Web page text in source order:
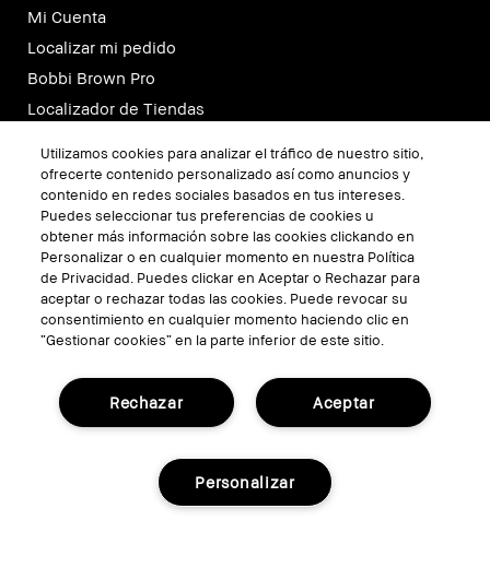
Mi Cuenta
Localizar mi pedido
Bobbi Brown Pro
Localizador de Tiendas
SÍGUENOS
TÉRMINOS Y CONDICIONES
POLÍTICA DE PRIVACIDAD
Utilizamos cookies para analizar el tráfico de nuestro sitio,
ofrecerte contenido personalizado así como anuncios y
contenido en redes sociales basados en tus intereses.
Puedes seleccionar tus preferencias de cookies u
obtener más información sobre las cookies clickando en
Personalizar o en cualquier momento en nuestra Política
de Privacidad. Puedes clickar en Aceptar o Rechazar para
aceptar o rechazar todas las cookies. Puede revocar su
consentimiento en cualquier momento haciendo clic en
“Gestionar cookies” en la parte inferior de este sitio.
Aceptar
Rechazar
Personalizar